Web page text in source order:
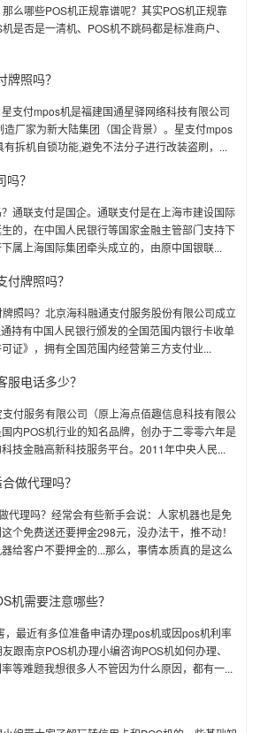
么哪些POS机正规靠谱呢？其实POS机正规靠
是否是一清机、POS机不跳码都是标准商户、
牌照吗？
支付mpos机是福建国通星驿网络科技有限公司
厂家为新大陆集团（国企背景）。星支付mpos
拆机自锁功能,避免不法分子进行改装盗刷，...
？
通联支付是国企。通联支付是在上海市建设国际
的，在中国人民银行等国家金融主管部门支持下
属上海国际集团牵头成立的，由原中国银联...
付牌照吗？
照吗？北京海科融通支付服务股份有限公司成立
持有中国人民银行颁发的全国范围内银行卡收单
证》，拥有全国范围内经营第三方支付业...
电话多少？
付服务有限公司（原上海点佰趣信息科技有限公
内POS机行业的知名品牌，创办于二零零六年是
技金融高新科技服务平台。2011年中央人民...
做代理吗？
代理吗？经常会有些新手会说：人家机器也是免
个免费送还要押金298元，没办法干，推不动！
给客户不要押金的...那么，事情本质真的是这么
机需要注意哪些？
，最近有多位准备申请办理pos机或因pos机利率
跟南京POS机办理小编咨询POS机如何办理、
等难题我想很多人不管因为什么原因，都有一...